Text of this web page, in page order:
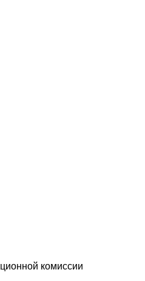
комиссии